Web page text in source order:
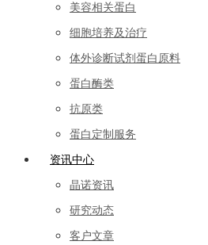
美容相关蛋白
细胞培养及治疗
体外诊断试剂蛋白原料
蛋白酶类
抗原类
蛋白定制服务
资讯中心
晶诺资讯
研究动态
客户文章